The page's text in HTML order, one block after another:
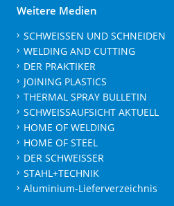
Weitere Medien
SCHWEISSEN UND SCHNEIDEN
WELDING AND CUTTING
DER PRAKTIKER
JOINING PLASTICS
THERMAL SPRAY BULLETIN
SCHWEISSAUFSICHT AKTUELL
HOME OF WELDING
HOME OF STEEL
DER SCHWEISSER
STAHL+TECHNIK
Aluminium-Lieferverzeichnis